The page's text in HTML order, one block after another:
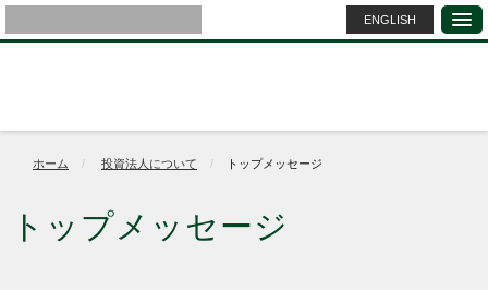
ENGLISH
ホーム 投資法人について トップメッセージ
トップメッセージ